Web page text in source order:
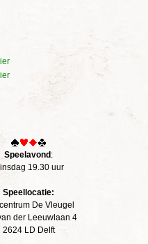
Speelavond :
19.30 uur
Speellocatie:
De Vleugel
der Leeuwlaan 4
2624 LD Delft